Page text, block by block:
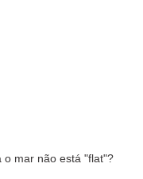
o mar não está "flat"?